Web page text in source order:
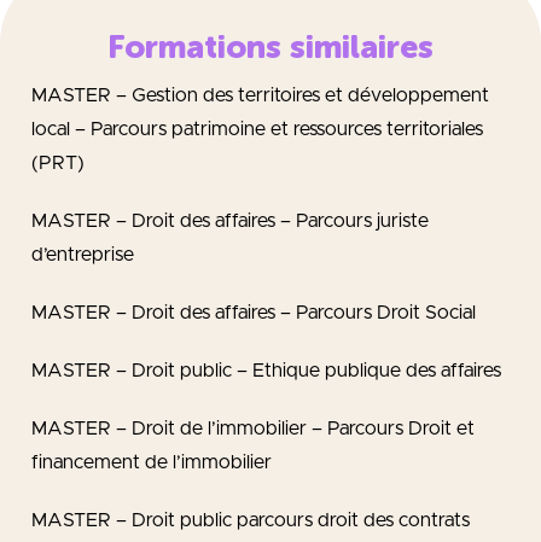
Formations similaires
MASTER – Gestion des territoires et développement
local – Parcours patrimoine et ressources territoriales
(PRT)
MASTER – Droit des affaires – Parcours juriste
d’entreprise
MASTER – Droit des affaires – Parcours Droit Social
MASTER – Droit public – Ethique publique des affaires
MASTER – Droit de l’immobilier – Parcours Droit et
financement de l’immobilier
MASTER – Droit public parcours droit des contrats